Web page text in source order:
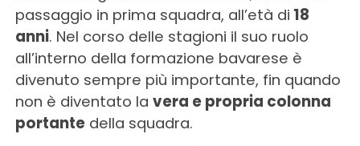
passaggio in prima squadra, all’età di 18
anni. Nel corso delle stagioni il suo ruolo
all’interno della formazione bavarese è
divenuto sempre più importante, fin quando
non è diventato la vera e propria colonna
portantedella squadra.